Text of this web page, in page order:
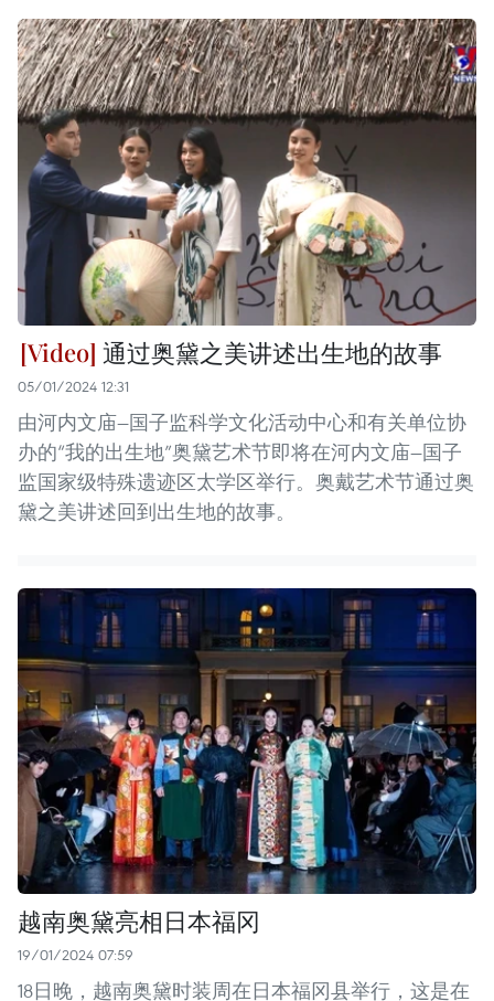
通过奥黛之美讲述出生地的故事
05/01/2024 12:31
由河内文庙—国子监科学文化活动中心和有关单位协
办的“我的出生地”奥黛艺术节即将在河内文庙—国子
监国家级特殊遗迹区太学区举行。奥戴艺术节通过奥
黛之美讲述回到出生地的故事。
越南奥黛亮相日本福冈
19/01/2024 07:59
18日晚，越南奥黛时装周在日本福冈县举行，这是在